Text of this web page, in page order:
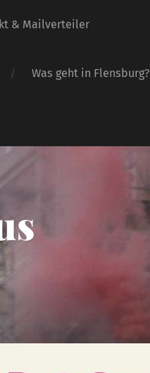
& Mailverteiler
Was geht in Flensburg?